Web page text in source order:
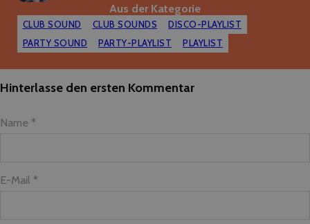
Aus der Kategorie
CLUB SOUND CLUB SOUNDS
DISCO-PLAYLIST
PARTY SOUND
PARTY-PLAYLIST PLAYLIST
Hinterlasse den ersten Kommentar
Name *
E-Mail *